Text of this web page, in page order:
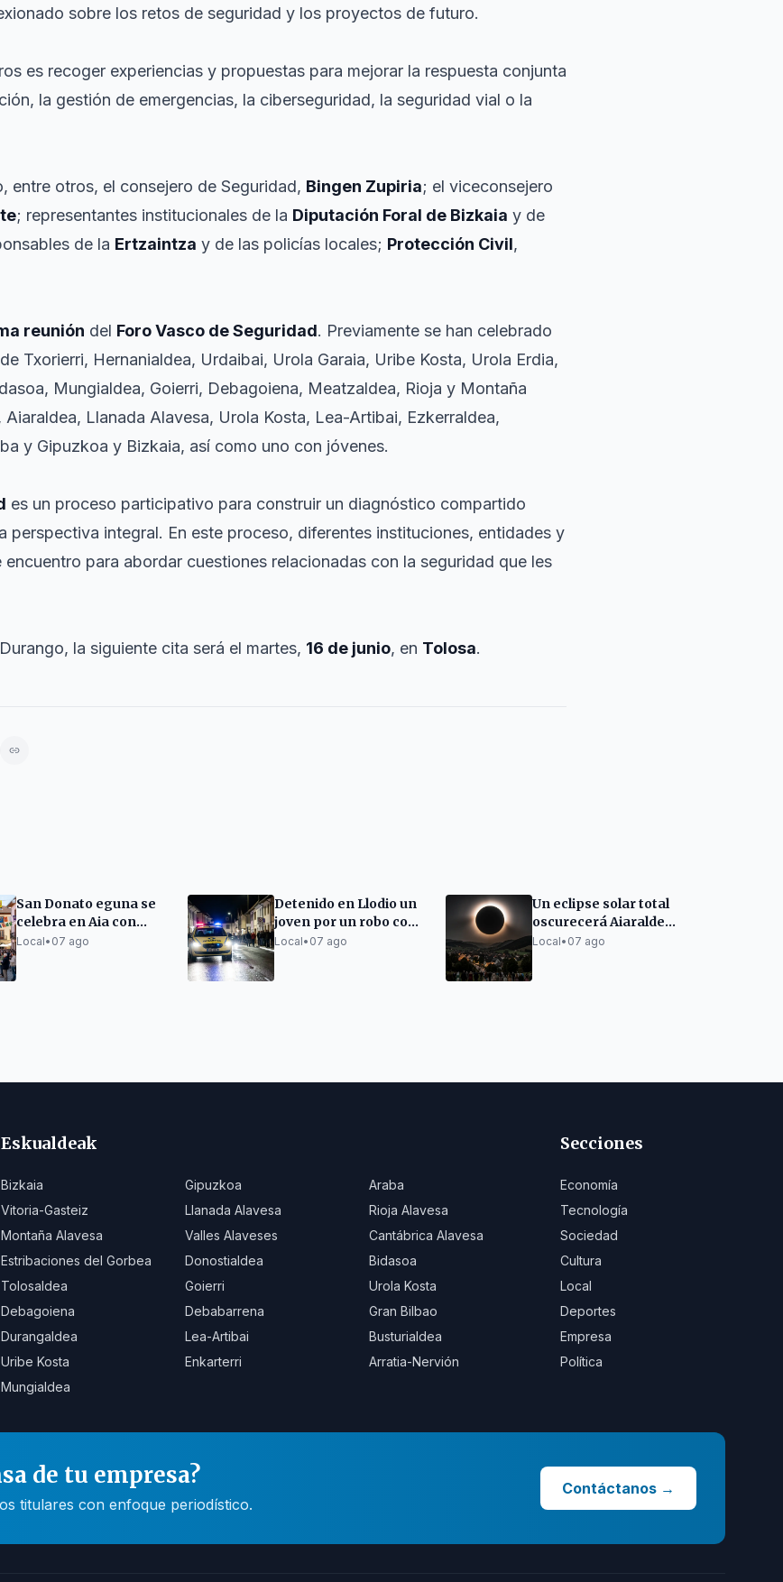
sobre los retos de seguridad y los proyectos de futuro.
es recoger experiencias y propuestas para mejorar la respuesta conjunta
la gestión de emergencias, la ciberseguridad, la seguridad vial o la
entre otros, el consejero de Seguridad, Bingen Zupiria; el viceconsejero
; representantes institucionales de la Diputación Foral de Bizkaia y de
de la Ertzaintza y de las policías locales; Protección Civil,
reunión del Foro Vasco de Seguridad. Previamente se han celebrado
Txorierri, Hernanialdea, Urdaibai, Urola Garaia, Uribe Kosta, Urola Erdia,
Mungialdea, Goierri, Debagoiena, Meatzaldea, Rioja y Montaña
Llanada Alavesa, Urola Kosta, Lea-Artibai, Ezkerraldea,
y Gipuzkoa y Bizkaia, así como uno con jóvenes.
es un proceso participativo para construir un diagnóstico compartido
perspectiva integral. En este proceso, diferentes instituciones, entidades y
para abordar cuestiones relacionadas con la seguridad que les
la siguiente cita será el martes, 16 de junio, en Tolosa.
San Donato eguna se
celebra en Aia con
ambiente festivo
Local• 07 ago
Detenido en Llodio un
joven por un robo con
violencia en Getxo
Local• 07 ago
Un eclipse solar total
oscurecerá Aiaraldea
el 12 de agosto
Local• 07 ago
Eskualdeak
Bizkaia Gipuzkoa
Araba
Vitoria-Gasteiz
Llanada Alavesa
Rioja Alavesa
Montaña Alavesa
Valles Alaveses
Cantábrica Alavesa
Estribaciones del Gorbea
Donostialdea
Bidasoa
Tolosaldea
Goierri
Urola Kosta
Debagoiena
Debabarrena
Gran Bilbao
Durangaldea
Lea-Artibai
Busturialdea
Uribe Kosta
Enkarterri
Arratia-Nervión
Mungialdea
Secciones
Economía
Tecnología
Sociedad
Cultura
Local
Deportes
Empresa
Política
de tu empresa?
titulares con enfoque periodístico.
Contáctanos →